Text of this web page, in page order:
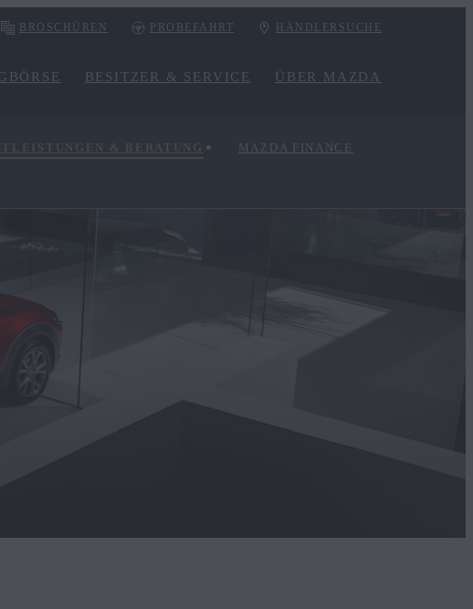
BROSCHÜREN PROBEFAHRT HÄNDLERSUCHE
BESITZER & SERVICE ÜBER MAZDA
& BERATUNG MAZDA FINANCE